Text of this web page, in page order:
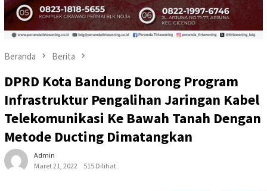
Beranda Berita
DPRD Kota Bandung Dorong Program
Infrastruktur Pengalihan Jaringan Kabel
Telekomunikasi Ke Bawah Tanah Dengan
Metode Ducting Dimatangkan
Admin
Maret 21, 2022
515 Dilihat